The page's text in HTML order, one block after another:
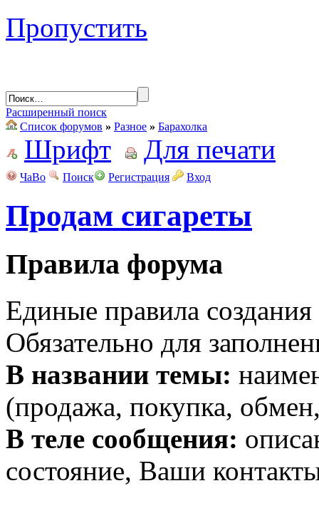
Пропустить
Расширенный поиск
Список форумов » Разное » Барахолка
Шрифт Для печати
ЧаВо Поиск Регистрация Вход
Продам сигареты
Правила форума
Единые правила
Обязательно для
В названии темы:
(продажа, покупка,
В теле сообщения:
состояние, Ваши